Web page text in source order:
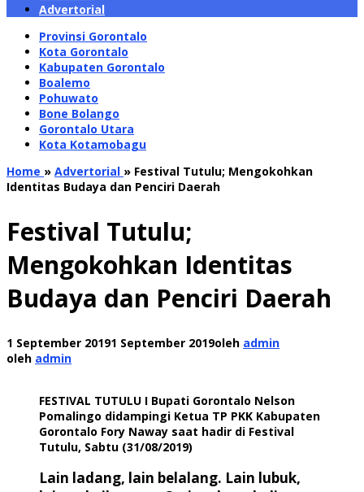
Advertorial
Provinsi Gorontalo
Kota Gorontalo
Kabupaten Gorontalo
Boalemo
Pohuwato
Bone Bolango
Gorontalo Utara
Kota Kotamobagu
Home » Advertorial » Festival Tutulu; Mengokohkan
Identitas Budaya dan Penciri Daerah
Festival Tutulu;
Mengokohkan Identitas
Budaya dan Penciri Daerah
1 September 20191 September 2019oleh admin
oleh admin
FESTIVAL TUTULU I Bupati Gorontalo Nelson
Pomalingo didampingi Ketua TP PKK Kabupaten
Gorontalo Fory Naway saat hadir di Festival
Tutulu, Sabtu (31/08/2019)
Lain ladang, lain belalang. Lain lubuk,